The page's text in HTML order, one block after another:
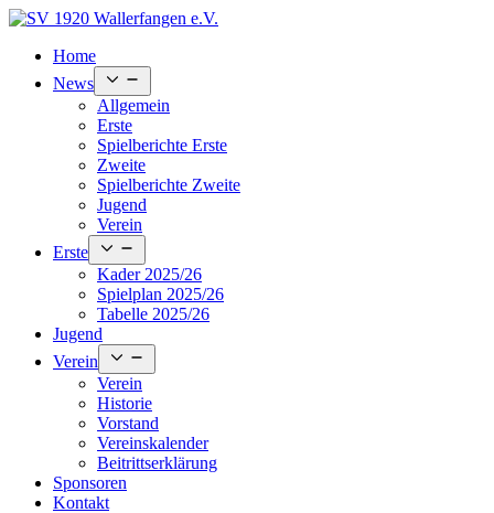
Skip
contentHome
News
menu
Allgemein
Erste
Spielberichte Erste
Zweite
Spielberichte Zweite
Jugend
Verein
Erste
menu
Kader 2025/26
Spielplan 2025/26
Tabelle 2025/26
Jugend
Verein
menu
Verein
Historie
Vorstand
Vereinskalender
Beitrittserklärung
Sponsoren
Kontakt